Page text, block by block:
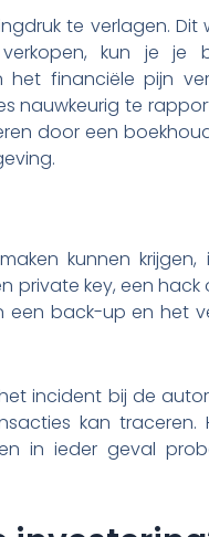
te verlagen. Dit
kun je je
het financiële pijn
nauwkeurig te
door een
kunnen krijgen,
key, een hack
een back-up en het
incident bij de
kan traceren.
in ieder geval